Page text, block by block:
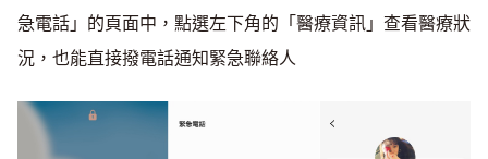
急電話」的頁面中，點選左下角的「醫療資訊」查看醫療狀
況，也能直接撥電話通知緊急聯絡人